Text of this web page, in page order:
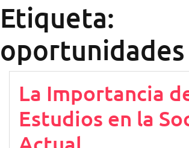
Etiqueta:
oportunidades
La Importancia
Estudios en la